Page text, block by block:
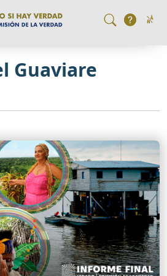
Guaviare